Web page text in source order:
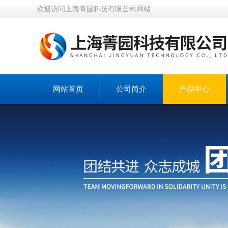
欢迎访问上海菁园科技有限公司网站
网站首页 公司简介 产品中心